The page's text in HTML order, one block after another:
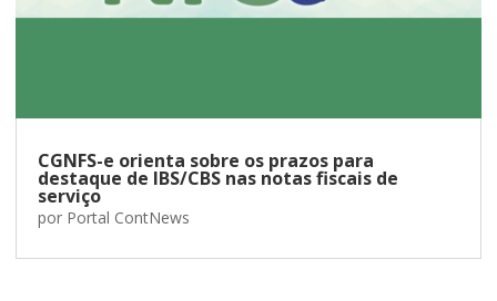
CGNFS-e orienta sobre os prazos para
destaque de IBS/CBS nas notas fiscais de
serviço
por Portal ContNews